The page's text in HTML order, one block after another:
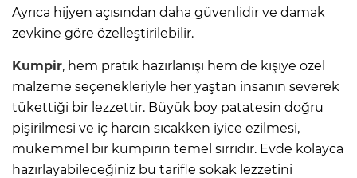
Ayrıca hijyen açısından daha güvenlidir ve damak
zevkine göre özelleştirilebilir.
Kumpir, hem pratik hazırlanışı hem de kişiye özel
malzeme seçenekleriyle her yaştan insanın severek
tükettiği bir lezzettir. Büyük boy patatesin doğru
pişirilmesi ve iç harcın sıcakken iyice ezilmesi,
mükemmel bir kumpirin temel sırrıdır. Evde kolayca
hazırlayabileceğiniz bu tarifle sokak lezzetini